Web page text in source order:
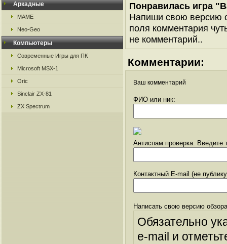
Аркадные
MAME
Neo-Geo
Компьютеры
Современные Игры для ПК
Microsoft MSX-1
Oric
Sinclair ZX-81
ZX Spectrum
Понравилась игра
Напиши свою версию
поля комментария
не комментарий..
Комментарии:
Ваш комментарий
ФИО или ник:
Антиспам проверка: Введите
Контактный E-mail (не
Написать свою версию
Обязательно
e-mail и